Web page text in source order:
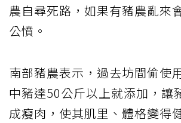
農自尋死路，如果有豬農亂來
公憤。
南部豬農表示，過去坊間偷使
中豬達50公斤以上就添加，讓
成瘦肉，使其肌里、體格變得